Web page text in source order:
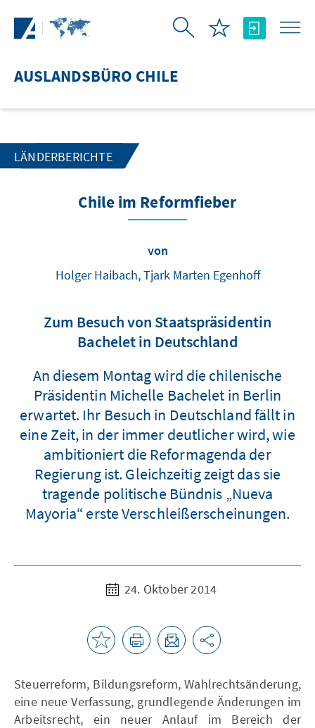
AUSLANDSBÜRO CHILE
LÄNDERBERICHTE
Chile im Reformfieber
von
Holger Haibach, Tjark Marten Egenhoff
Zum Besuch von Staatspräsidentin
Bachelet in Deutschland
An diesem Montag wird die chilenische
Präsidentin Michelle Bachelet in Berlin
erwartet. Ihr Besuch in Deutschland fällt in
eine Zeit, in der immer deutlicher wird, wie
ambitioniert die Reformagenda der
Regierung ist. Gleichzeitig zeigt das sie
tragende politische Bündnis „Nueva
Mayoria“ erste Verschleißerscheinungen.
24. Oktober 2014
Steuerreform, Bildungsreform, Wahlrechtsänderung,
eine neue Verfassung, grundlegende Änderungen im
Arbeitsrecht, ein neuer Anlauf im Bereich der